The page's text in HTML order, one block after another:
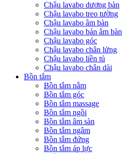
Chậu lavabo dương bàn
Chậu lavabo treo tường
Chậu lavabo âm bàn
Chậu lavabo bán âm bàn
Chậu lavabo góc
Chậu lavabo chân lửng
Chậu lavabo liền tủ
Chậu lavabo chân dài
Bồn tắm
Bồn tắm nằm
Bồn tắm góc
Bồn tắm massage
Bồn tắm ngồi
Bồn tắm âm sàn
Bồn tắm ngâm
Bồn tắm đứng
Bồn tắm áp lực